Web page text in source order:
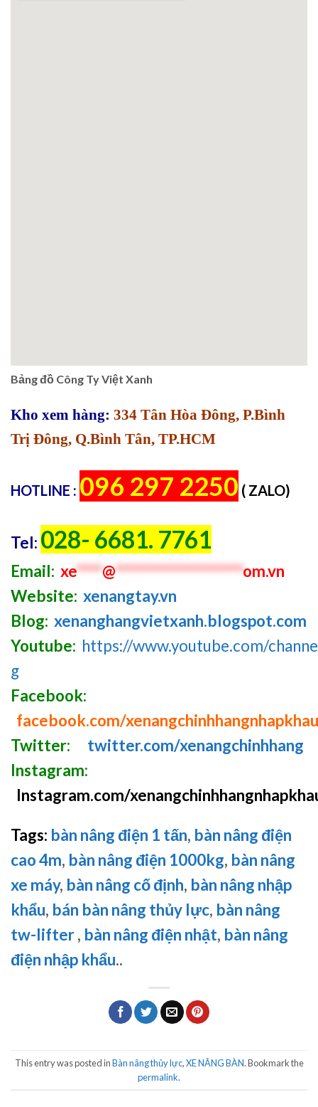
Bảng đồ Công Ty Việt Xanh
Kho xem hàng: 334 Tân Hòa Đông, P.Bình
Trị Đông, Q.Bình Tân, TP.HCM
HOTLINE : 096 297 2250 ( ZALO)
Tel: 028- 6681. 7761
Email: xe****@********************om.vn
Website: xenangtay.vn
Blog: xenanghangvietxanh.blogspot.com
Youtube: https://www.youtube.com/
g
Facebook:
facebook.com/xenangchinhhangnhapkhau
Twitter:
twitter.com/xenangchinhhang
Instagram:
Instagram.com/
Tags: bàn nâng điện 1 tấn, bàn nâng điện
cao 4m, bàn nâng điện 1000kg, bàn nâng
xe máy, bàn nâng cố định, bàn nâng nhập
khẩu, bán bàn nâng thủy lực, bàn nâng
tw-lifter, bàn nâng điện nhật, bàn nâng
điện nhập khẩu..
This entry was posted inBàn nâng thủy lực,XE NÂNG BÀN. Bookmark the
permalink.